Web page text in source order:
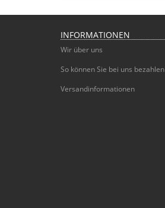
INFORMATIONEN
Wir über uns
So können Sie bei uns bezahlen
Versandinformationen